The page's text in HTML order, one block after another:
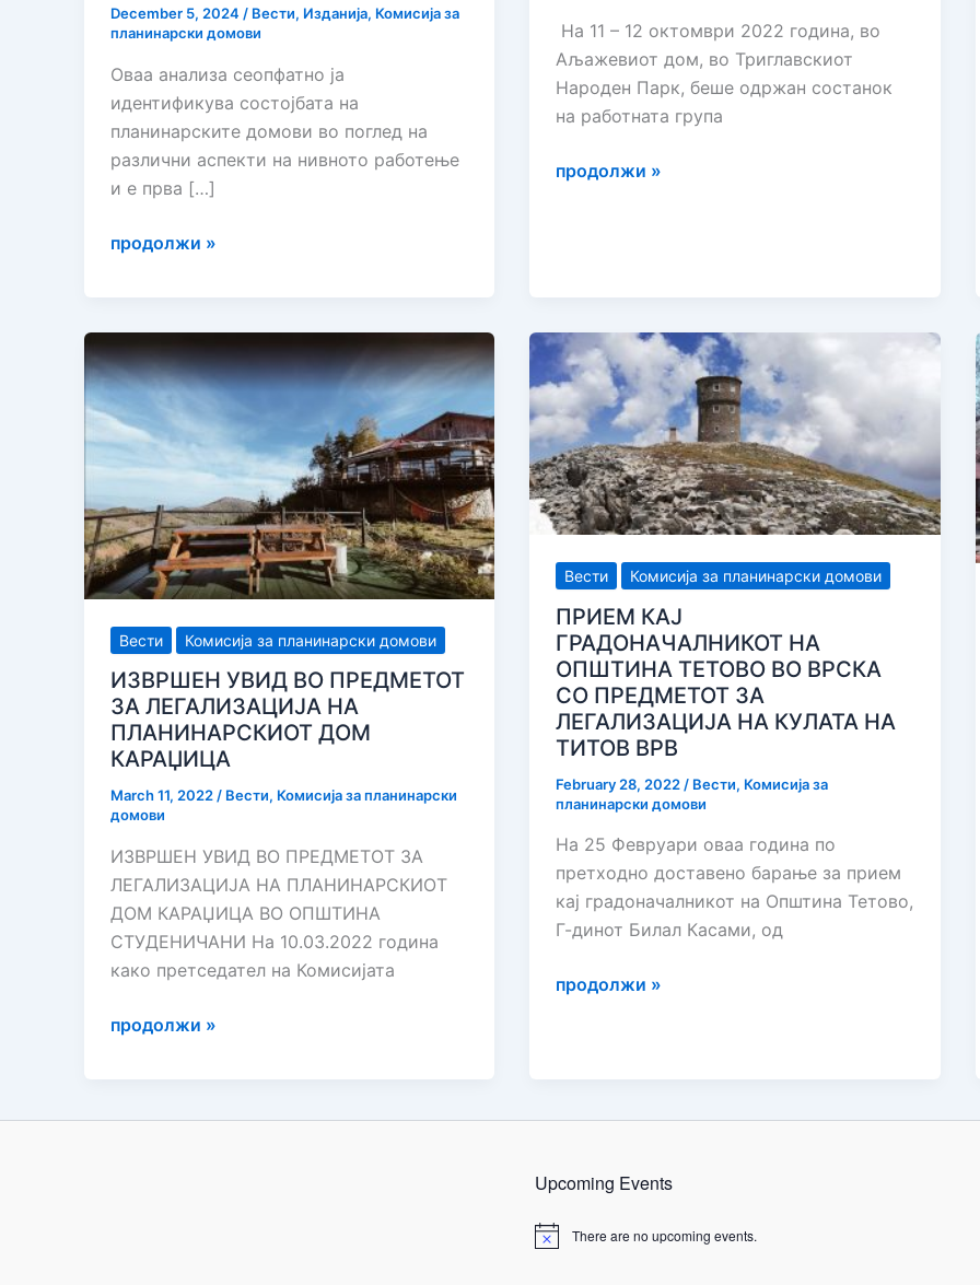
December 5, 2024 / Вести, Изданија, Комисија за
планинарски домови
Оваа анализа сеопфатно ја
идентификува состојбата на
планинарските домови во поглед на
различни аспекти на нивното работење
и е прва […]
Статус,
на
управувањето
со
планинарските
објекти
Република
маке
Македонија
продолжи »
На 11 – 12 октомври 2022 година, во
Аљажевиот дом, во Триглавскиот
Народен Парк, беше одржан состанок
на работната група
Состанок
рамките
на
Еразмус
и
ЕУМА
продолжи »
Вести Комисија за планинарски домови
ИЗВРШЕН УВИД ВО ПРЕДМЕТОТ
ЗА ЛЕГАЛИЗАЦИЈА НА
ПЛАНИНАРСКИОТ ДОМ
КАРАЏИЦА
March 11, 2022/ Вести, Комисија за планинарски
домови
ИЗВРШЕН УВИД ВО ПРЕДМЕТОТ ЗА
ЛЕГАЛИЗАЦИЈА НА ПЛАНИНАРСКИОТ
ДОМ КАРАЏИЦА ВО ОПШТИНА
СТУДЕНИЧАНИ На 10.03.2022 година
како претседател на Комисијата
ИЗВРШЕН
продолжи »
Вести Комисија за планинарски домови
ПРИЕМ КАЈ
ГРАДОНАЧАЛНИКОТ НА
ОПШТИНА ТЕТОВО ВО ВРСКА
СО ПРЕДМЕТОТ ЗА
ЛЕГАЛИЗАЦИЈА НА КУЛАТА НА
ТИТОВ ВРВ
February 28, 2022 / Вести, Комисија за
планинарски домови
На 25 Февруари оваа година по
претходно доставено барање за прием
кај градоначалникот на Општина Тетово,
Г-динот Билал Касами, од
ПРИЕМ
ТЕТОВО
ВРСКА
ПРЕДМЕТОТ
продолжи »
Upcoming Events
N
There are no upcoming events.